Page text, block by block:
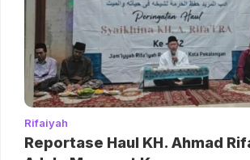
Rifaiyah
Reportase Haul KH. Ahmad